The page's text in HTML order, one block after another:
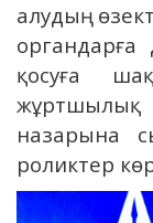
алудың
органдарға
қосуға
назарына
роликтер